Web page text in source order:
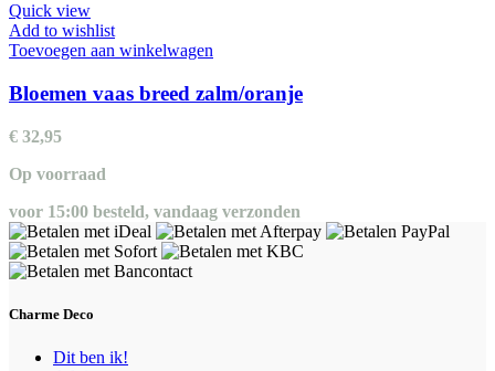
Quick view
Add to wishlist
Toevoegen aan winkelwagen
Bloemen vaas breed zalm/oranje
€ 32,95
Op voorraad
voor 15:00 besteld, vandaag verzonden
Charme Deco
Dit ben ik!